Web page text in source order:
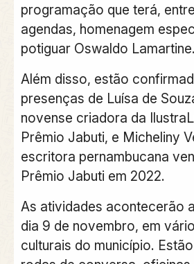
programação que terá,
agendas, homenagem
potiguar Oswaldo Lamartine.
Além disso, estão
presenças de Luísa de
novense criadora da
Prêmio Jabuti, e Micheliny
escritora pernambucana
Prêmio Jabuti em 2022.
As atividades acontecerão
dia 9 de novembro, em
culturais do município.